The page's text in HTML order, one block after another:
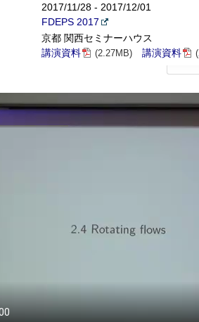
2017/11/28 - 2017/12/01
FDEPS 2017
京都 関西セミナーハウス
講演資料 (2.27MB) 講演資料